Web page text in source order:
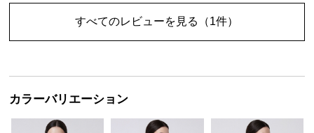
すべてのレビューを見る （1件）
カラーバリエーション